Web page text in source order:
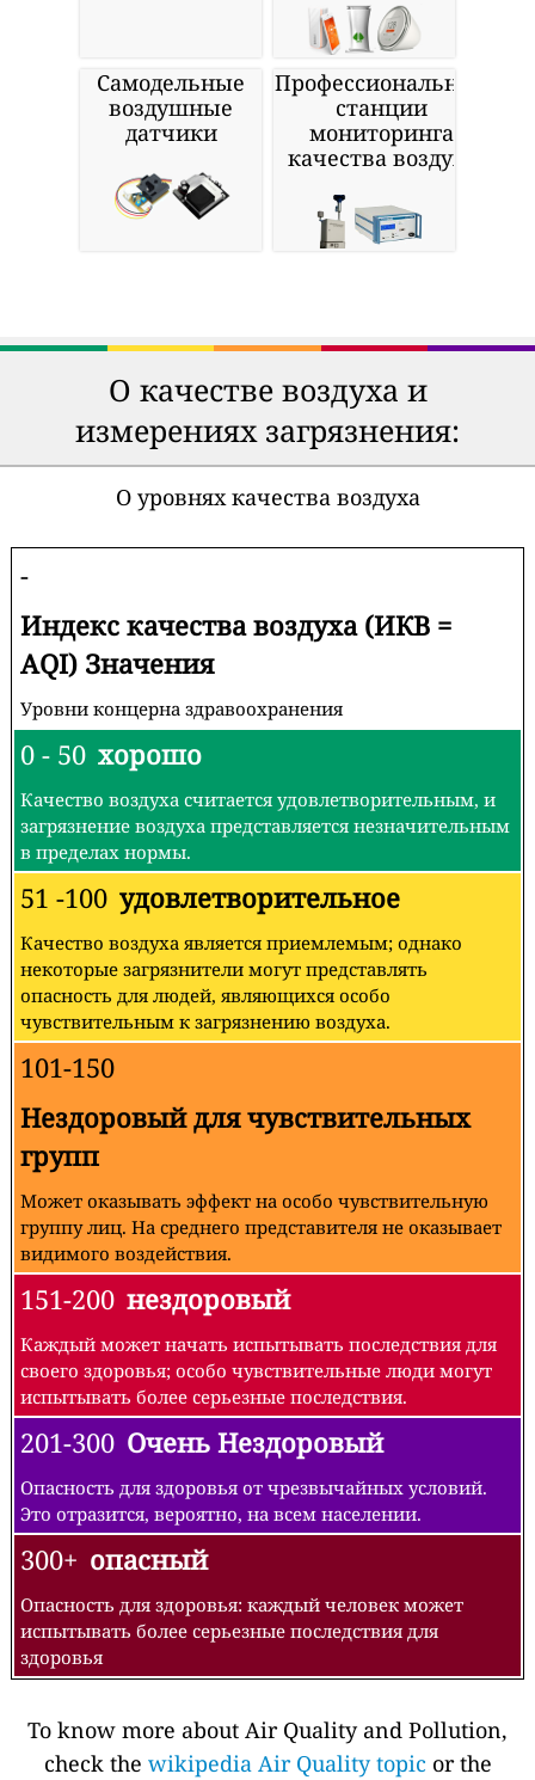
Самодельные
воздушные
датчики
Профессиональные
станции
мониторинга
качества воздуха
О качестве воздуха и
измерениях загрязнения:
О уровнях качества воздуха
-
Индекс качества воздуха (ИКВ =
AQI) Значения
Уровни концерна здравоохранения
0 - 50 хорошо
Качество воздуха считается удовлетворительным, и
загрязнение воздуха представляется незначительным
в пределах нормы.
51 -100 удовлетворительное
Качество воздуха является приемлемым; однако
некоторые загрязнители могут представлять
опасность для людей, являющихся особо
чувствительным к загрязнению воздуха.
101-150
Нездоровый для чувствительных
групп
Может оказывать эффект на особо чувствительную
группу лиц. На среднего представителя не оказывает
видимого воздействия.
151-200 нездоровый
Каждый может начать испытывать последствия для
своего здоровья; особо чувствительные люди могут
испытывать более серьезные последствия.
201-300 Очень Нездоровый
Опасность для здоровья от чрезвычайных условий.
Это отразится, вероятно, на всем населении.
300+ опасный
Опасность для здоровья: каждый человек может
испытывать более серьезные последствия для
здоровья
To know more about Air Quality and Pollution,
check the wikipedia Air Quality topic or the